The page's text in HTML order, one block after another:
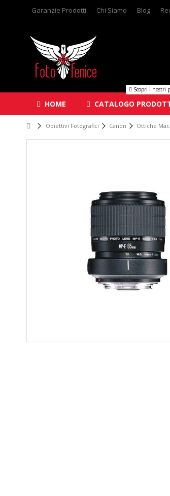
Garanzie Prodotti Chi Siamo Blog
HOME CATALOGO
Scopri i nostri
Obiettivi Fotografici Canon Ottiche